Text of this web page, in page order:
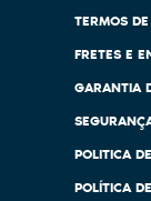
TERMOS
FRETES E
GARANTIA
POLITICA
POLÍTICA